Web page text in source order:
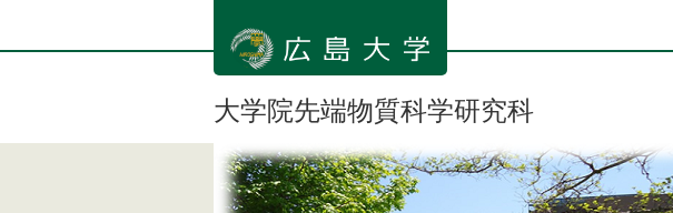
ン
大学院先端物質科学研究科